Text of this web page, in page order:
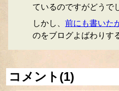
ているのですがどうで
しかし、 前にも書いた
のをブログよばわりす
コメント(1)